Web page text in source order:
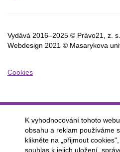
Vydává 2016–2025 © Právo21, z.
Webdesign 2021 © Masarykova
Cookies
K vyhodnocování tohoto
obsahu a reklam používáme
klikněte na „přijmout
souhlas k jejich uložení,